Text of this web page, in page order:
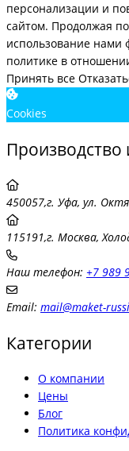
персонализации и
сайтом. Продолжая
использование нами
политике в
Принять все
Cookies
450057,г. Уфа, ул.
115191,г. Москва,
Наш телефон: +7 989
Email: mail@maket-
Категории
О компании
Цены
Блог
Политика